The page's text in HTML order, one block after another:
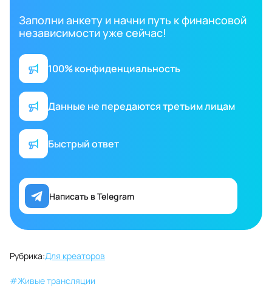
Заполни анкету и начни путь к финансовой
независимости уже сейчас!
100% конфиденциальность
Данные не передаются третьим лицам
Быстрый ответ
Написать в Telegram
Рубрика:Для креаторов
#Живые трансляции